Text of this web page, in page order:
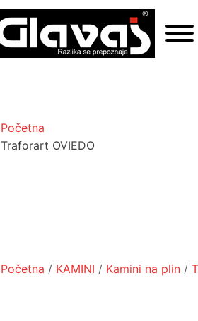
Početna
Traforart OVIEDO
Početna / KAMINI / Kamini na plin /